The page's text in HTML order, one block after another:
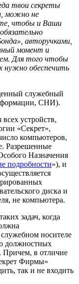
твои секреты
можно не
чтобы и Ваши
авторучками,
момент и
Для того чтобы
нужно обеспечить
служебный
СНИ).
устройств,
«Секрет»,
компьютеров,
Разрешенные
Назначения
подробности»), и
диска и
не компьютера.
задач, когда
носителе
должностных
Причем, в отличие
Фирмы»
так и не входить